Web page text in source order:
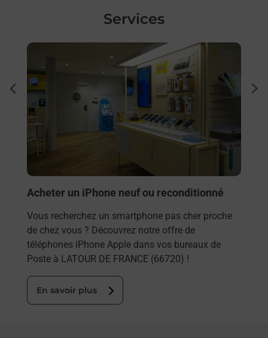
Services
En savoir plus
Acheter un iPhone neuf ou reconditionné
Vous recherchez un smartphone pas cher proche
de chez vous ? Découvrez notre offre de
téléphones iPhone Apple dans vos bureaux de
Poste à LATOUR DE FRANCE (66720) !
En savoir plus